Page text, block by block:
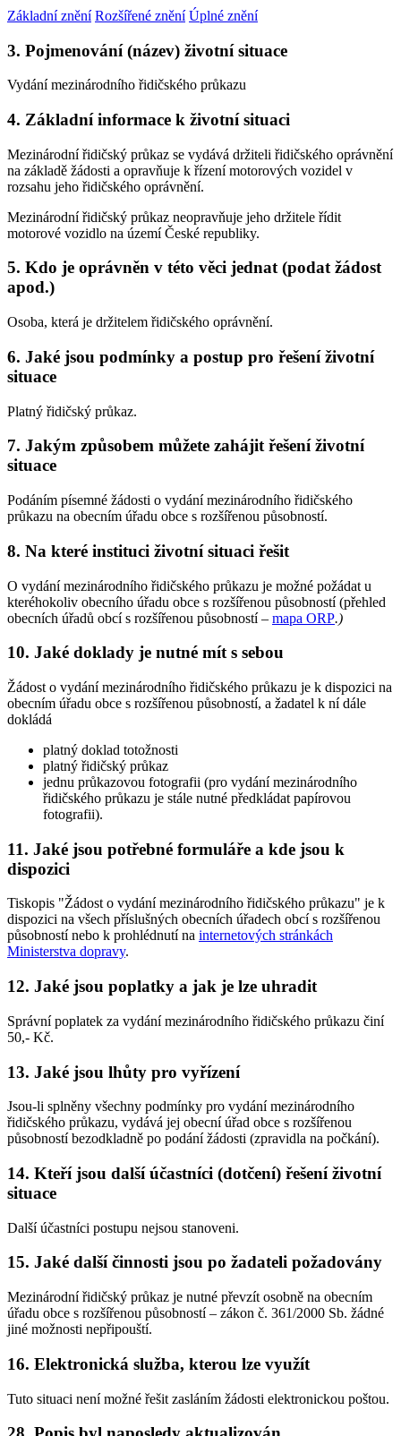
Základní znění Rozšířené znění Úplné znění
3. Pojmenování (název) životní situace
Vydání mezinárodního řidičského průkazu
4. Základní informace k životní situaci
Mezinárodní řidičský průkaz se vydává držiteli řidičského oprávnění
na základě žádosti a opravňuje k řízení motorových vozidel v
rozsahu jeho řidičského oprávnění.
Mezinárodní řidičský průkaz neopravňuje jeho držitele řídit
motorové vozidlo na území České republiky.
5. Kdo je oprávněn v této věci jednat (podat žádost
apod.)
Osoba, která je držitelem řidičského oprávnění.
6. Jaké jsou podmínky a postup pro řešení životní
situace
Platný řidičský průkaz.
7. Jakým způsobem můžete zahájit řešení životní
situace
Podáním písemné žádosti o vydání mezinárodního řidičského
průkazu na obecním úřadu obce s rozšířenou působností.
8. Na které instituci životní situaci řešit
O vydání mezinárodního řidičského průkazu je možné požádat u
kteréhokoliv obecního úřadu obce s rozšířenou působností (přehled
obecních úřadů obcí s rozšířenou působností – mapa ORP.)
10. Jaké doklady je nutné mít s sebou
Žádost o vydání mezinárodního řidičského průkazu je k dispozici na
obecním úřadu obce s rozšířenou působností, a žadatel k ní dále
dokládá
platný doklad totožnosti
platný řidičský průkaz
jednu průkazovou fotografii (pro vydání mezinárodního
řidičského průkazu je stále nutné předkládat papírovou
fotografii).
11. Jaké jsou potřebné formuláře a kde jsou k
dispozici
Tiskopis "Žádost o vydání mezinárodního řidičského průkazu" je k
dispozici na všech příslušných obecních úřadech obcí s rozšířenou
působností nebo k prohlédnutí na internetových stránkách
Ministerstva dopravy.
12. Jaké jsou poplatky a jak je lze uhradit
Správní poplatek za vydání mezinárodního řidičského průkazu činí
50,- Kč.
13. Jaké jsou lhůty pro vyřízení
Jsou-li splněny všechny podmínky pro vydání mezinárodního
řidičského průkazu, vydává jej obecní úřad obce s rozšířenou
působností bezodkladně po podání žádosti (zpravidla na počkání).
14. Kteří jsou další účastníci (dotčení) řešení životní
situace
Další účastníci postupu nejsou stanoveni.
15. Jaké další činnosti jsou po žadateli požadovány
Mezinárodní řidičský průkaz je nutné převzít osobně na obecním
úřadu obce s rozšířenou působností – zákon č. 361/2000 Sb. žádné
jiné možnosti nepřipouští.
16. Elektronická služba, kterou lze využít
Tuto situaci není možné řešit zasláním žádosti elektronickou poštou.